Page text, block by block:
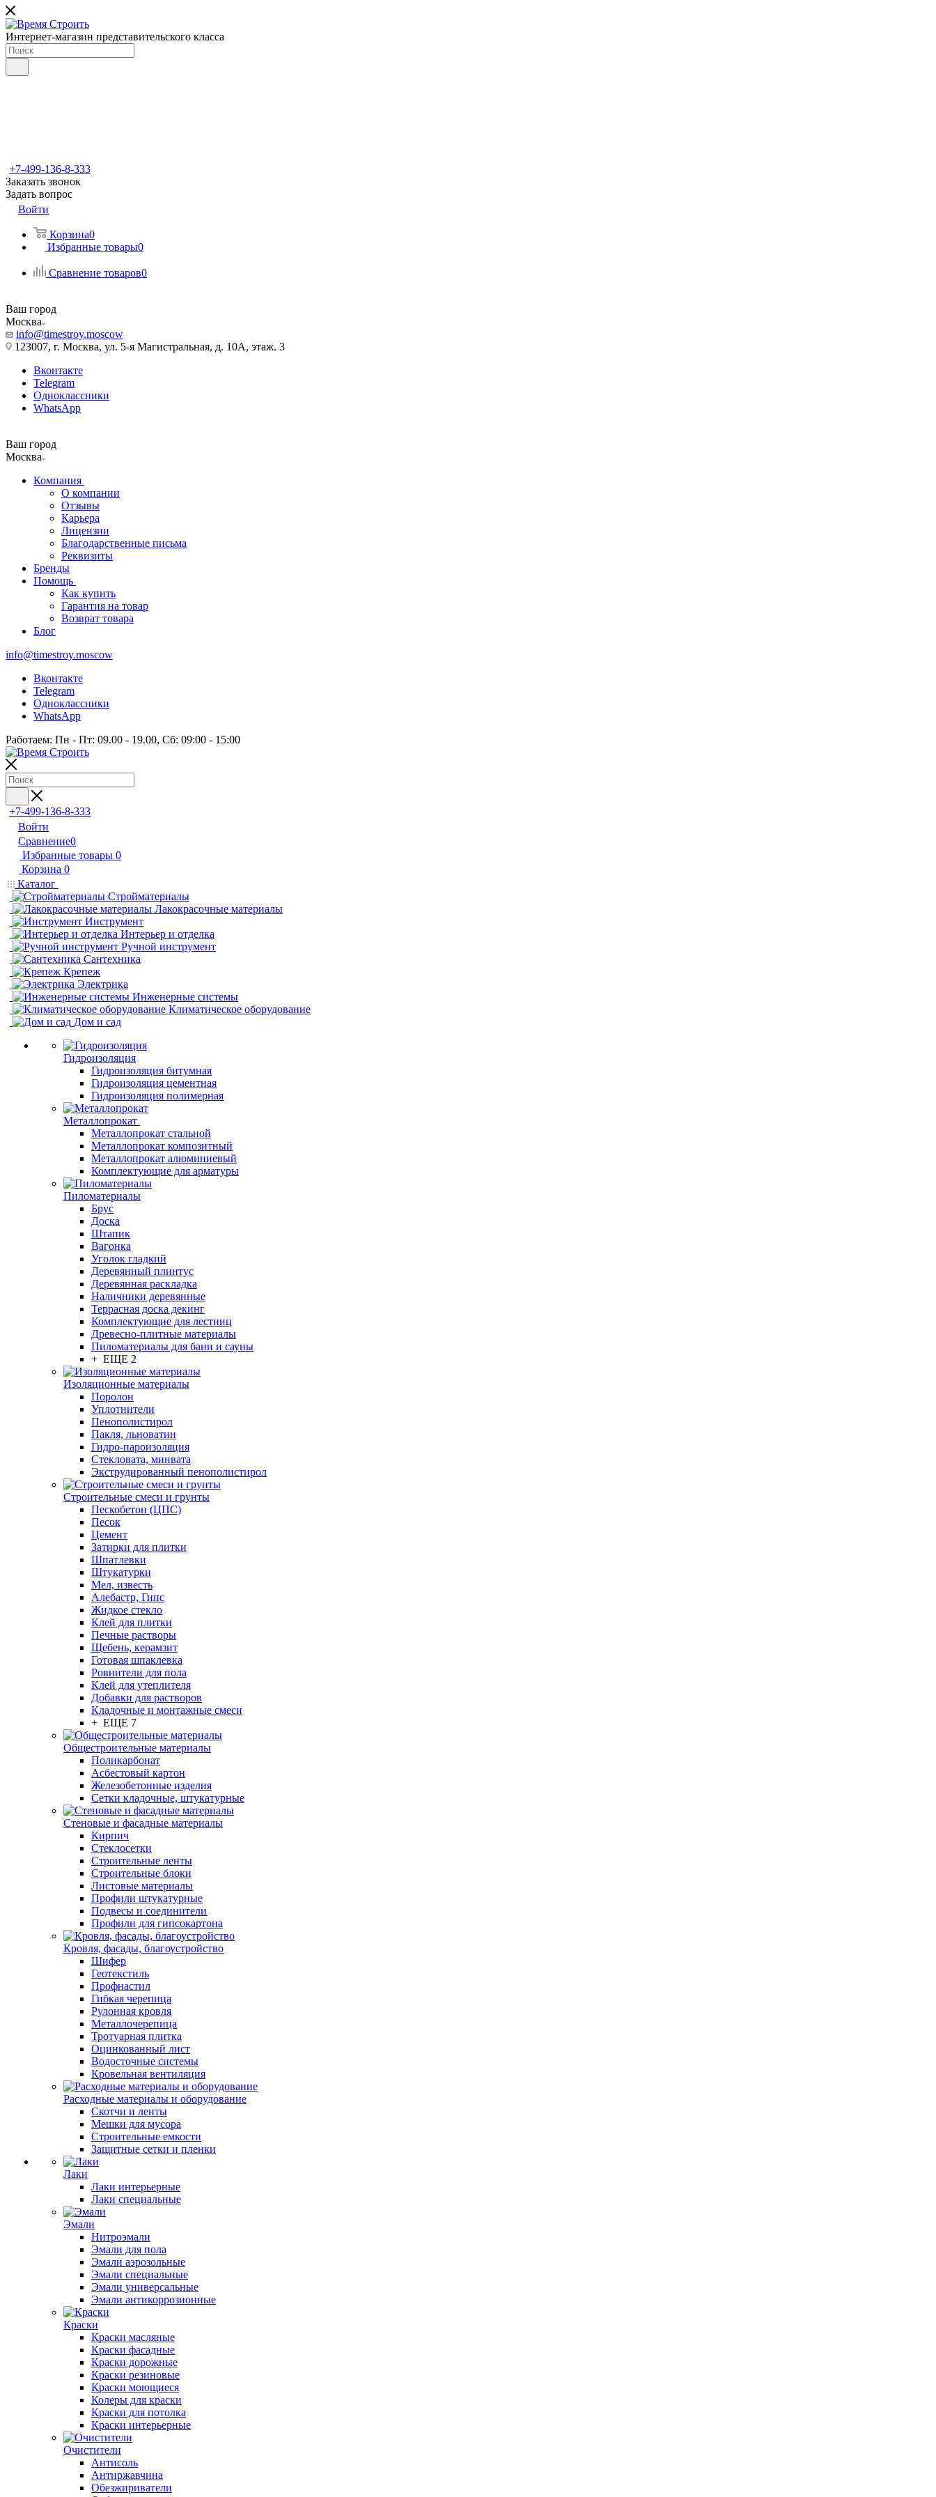
Интернет-магазин представительского класса
+7-499-136-8-333
Заказать звонок
Задать вопрос
Войти
Корзина0
Избранные товары0
Сравнение товаров0
Ваш город
Москва
info@timestroy.moscow
123007, г. Москва, ул. 5-я Магистральная, д. 10А, этаж. 3
Вконтакте
Telegram
Одноклассники
WhatsApp
Ваш город
Москва
Компания
О компании
Отзывы
Карьера
Лицензии
Благодарственные письма
Реквизиты
Бренды
Помощь
Как купить
Гарантия на товар
Возврат товара
Блог
info@timestroy.moscow
Вконтакте
Telegram
Одноклассники
WhatsApp
Работаем: Пн - Пт: 09.00 - 19.00, Сб: 09:00 - 15:00
+7-499-136-8-333
Войти
Сравнение0
Избранные товары 0
Корзина 0
Каталог
Стройматериалы
Лакокрасочные материалы
Инструмент
Интерьер и отделка
Ручной инструмент
Сантехника
Крепеж
Электрика
Инженерные системы
Климатическое оборудование
Дом и сад
Гидроизоляция
Гидроизоляция битумная
Гидроизоляция цементная
Гидроизоляция полимерная
Металлопрокат
Металлопрокат стальной
Металлопрокат композитный
Металлопрокат алюминиевый
Комплектующие для арматуры
Пиломатериалы
Брус
Доска
Штапик
Вагонка
Уголок гладкий
Деревянный плинтус
Деревянная раскладка
Наличники деревянные
Террасная доска декинг
Комплектующие для лестниц
Древесно-плитные материалы
Пиломатериалы для бани и сауны
+ ЕЩЕ 2
Изоляционные материалы
Поролон
Уплотнители
Пенополистирол
Пакля, льноватин
Гидро-пароизоляция
Стекловата, минвата
Экструдированный пенополистирол
Строительные смеси и грунты
Пескобетон (ЦПС)
Песок
Цемент
Затирки для плитки
Шпатлевки
Штукатурки
Мел, известь
Алебастр, Гипс
Жидкое стекло
Клей для плитки
Печные растворы
Щебень, керамзит
Готовая шпаклевка
Ровнители для пола
Клей для утеплителя
Добавки для растворов
Кладочные и монтажные смеси
+ ЕЩЕ 7
Общестроительные материалы
Поликарбонат
Асбестовый картон
Железобетонные изделия
Сетки кладочные, штукатурные
Стеновые и фасадные материалы
Кирпич
Стеклосетки
Строительные ленты
Строительные блоки
Листовые материалы
Профили штукатурные
Подвесы и соединители
Профили для гипсокартона
Кровля, фасады, благоустройство
Шифер
Геотекстиль
Профнастил
Гибкая черепица
Рулонная кровля
Металлочерепица
Тротуарная плитка
Оцинкованный лист
Водосточные системы
Кровельная вентиляция
Расходные материалы и оборудование
Скотчи и ленты
Мешки для мусора
Строительные емкости
Защитные сетки и пленки
Лаки
Лаки интерьерные
Лаки специальные
Эмали
Нитроэмали
Эмали для пола
Эмали аэрозольные
Эмали специальные
Эмали универсальные
Эмали антикоррозионные
Краски
Краски масляные
Краски фасадные
Краски дорожные
Краски резиновые
Краски моющиеся
Колеры для краски
Краски для потолка
Краски интерьерные
Очистители
Антисоль
Антиржавчина
Обезжириватели